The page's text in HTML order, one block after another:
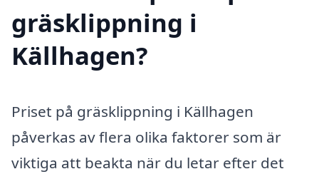
gräsklippning i
Källhagen?
Priset på gräsklippning i Källhagen
påverkas av flera olika faktorer som är
viktiga att beakta när du letar efter det